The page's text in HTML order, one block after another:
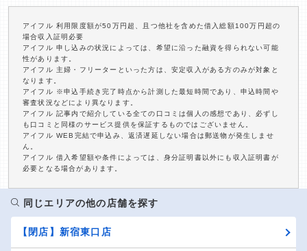
アイフル 利用限度額が50万円超、且つ他社を含めた借入総額100万円超の
場合収入証明必要
アイフル 申し込みの状況によっては、希望に沿った融資を得られない可能
性があります。
アイフル 主婦・フリーターといった方は、安定収入がある方のみが対象と
なります。
アイフル ※申込手続き完了時点から計測した最短時間であり、申込時間や
審査状況などにより異なります。
アイフル 記事内で紹介している全ての口コミは個人の感想であり、必ずし
も口コミと同様のサービス提供を保証するものではございません。
アイフル WEB完結で申込み、返済遅延しない場合は郵送物が発生しませ
ん。
アイフル 借入希望額や条件によっては、身分証明書以外にも収入証明書が
必要となる場合があります。
同じエリアの他の店舗を探す
【閉店】新宿東口店